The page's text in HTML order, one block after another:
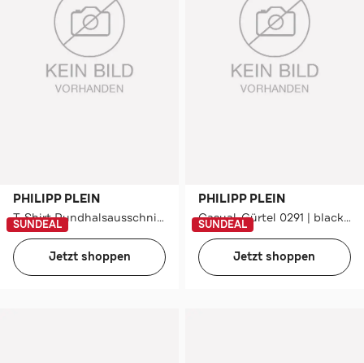
PHILIPP PLEIN
T-Shirt Rundhalsausschnitt Ss MONEY
SUNDEAL
Jetzt shoppen
PHILIPP PLEIN
Casual-Gürtel 0291 | black/nickel
SUNDEAL
Jetzt shoppen